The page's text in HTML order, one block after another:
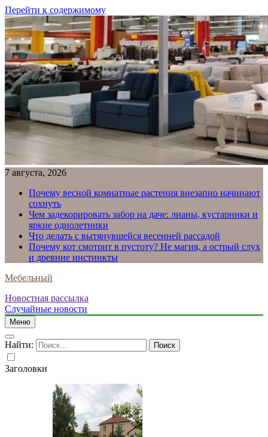
Перейти к содержимому
7 августа, 2026
Почему весной комнатные растения внезапно начинают
сохнуть
Чем задекорировать забор на даче: лианы, кустарники и
яркие однолетники
Что делать с вытянувшейся весенней рассадой
Почему кот смотрит в пустоту? Не магия, а острый слух
и древние инстинкты
Мебельный
Новостная рассылка
Случайные новости
Меню
Найти:
Заголовки